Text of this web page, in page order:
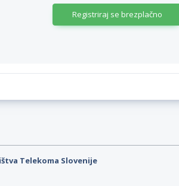
Registriraj se brezplačno
Telekoma Slovenije